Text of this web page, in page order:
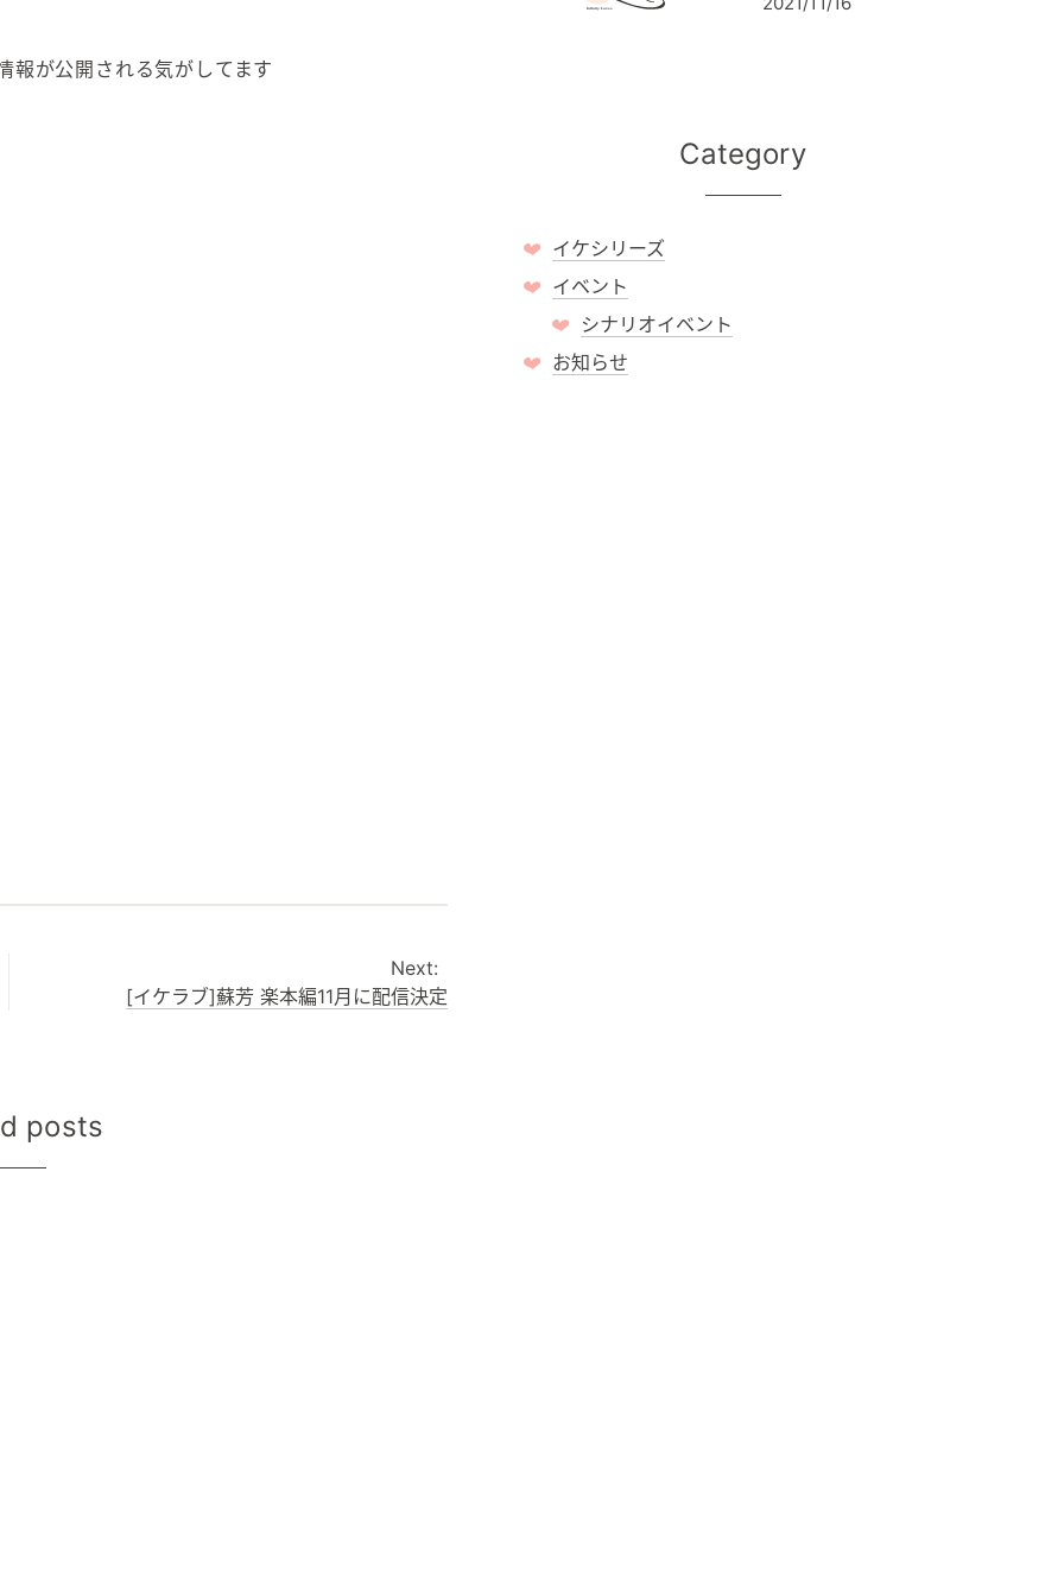
報が公開される気がしてます
[イケラブ]蘇芳 楽本編11月に配信決定
posts
Category
イケシリーズ
イベント
シナリオイベント
お知らせ